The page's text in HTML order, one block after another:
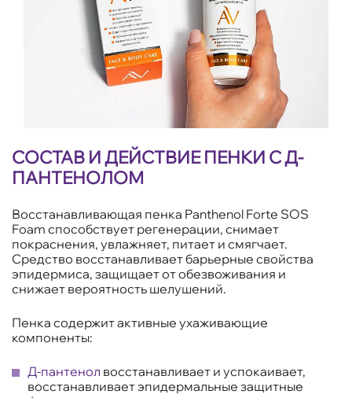
СОСТАВ И ДЕЙСТВИЕ ПЕНКИ С Д-
ПАНТЕНОЛОМ
Восстанавливающая пенка Panthenol Forte SOS
Foam способствует регенерации, снимает
покраснения, увлажняет, питает и смягчает.
Средство восстанавливает барьерные свойства
эпидермиса, защищает от обезвоживания и
снижает вероятность шелушений.
Пенка содержит активные ухаживающие
компоненты:
Д-пантенол восстанавливает и успокаивает,
восстанавливает эпидермальные защитные